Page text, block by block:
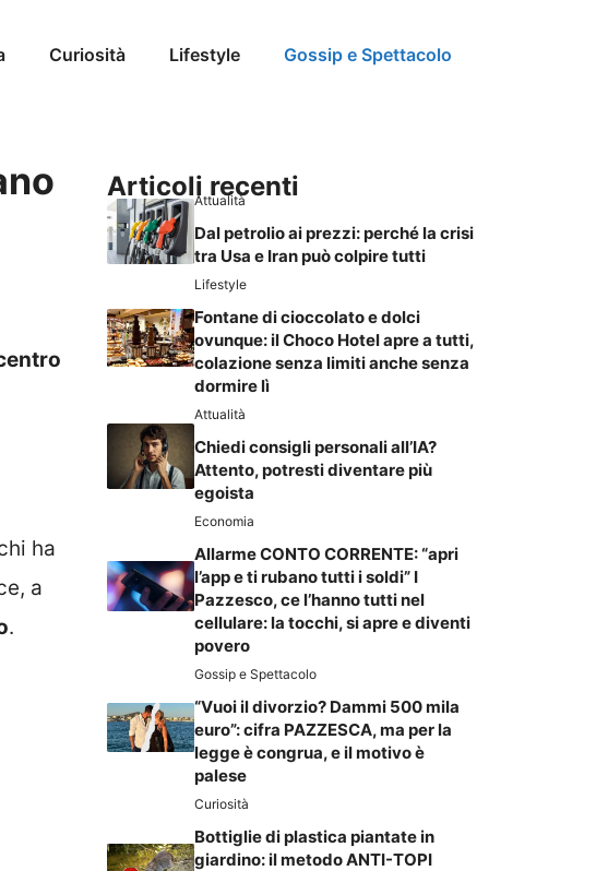
Curiosità Lifestyle Gossip e Spettacolo
ha
a
.
Articoli recenti
Attualità
Dal petrolio ai prezzi: perché la crisi
tra Usa e Iran può colpire tutti
Lifestyle
Fontane di cioccolato e dolci
ovunque: il Choco Hotel apre a tutti,
colazione senza limiti anche senza
dormire lì
Attualità
Chiedi consigli personali all’IA?
Attento, potresti diventare più
egoista
Economia
Allarme CONTO CORRENTE: “apri
l’app e ti rubano tutti i soldi” I
Pazzesco, ce l’hanno tutti nel
cellulare: la tocchi, si apre e diventi
povero
Gossip e Spettacolo
“Vuoi il divorzio? Dammi 500 mila
euro”: cifra PAZZESCA, ma per la
legge è congrua, e il motivo è
palese
Curiosità
Bottiglie di plastica piantate in
giardino: il metodo ANTI-TOPI